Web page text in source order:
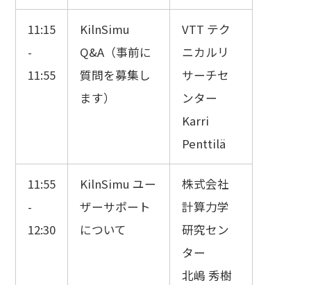
11:15
-
11:55
KilnSimu
Q&A（事前に
質問を募集し
ます）
VTT テク
ニカルリ
サーチセ
ンター
Karri
Penttilä
11:55
-
12:30
KilnSimu ユー
ザーサポート
について
株式会社
計算力学
研究セン
ター
北嶋 秀樹